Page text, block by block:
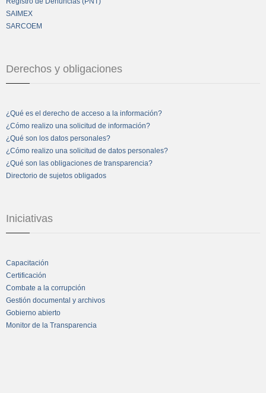
SAIMEX
SARCOEM
Derechos y obligaciones
¿Qué es el derecho de acceso a la información?
¿Cómo realizo una solicitud de información?
¿Qué son los datos personales?
¿Cómo realizo una solicitud de datos personales?
¿Qué son las obligaciones de transparencia?
Directorio de sujetos obligados
Iniciativas
Capacitación
Certificación
Combate a la corrupción
Gestión documental y archivos
Gobierno abierto
Monitor de la Transparencia